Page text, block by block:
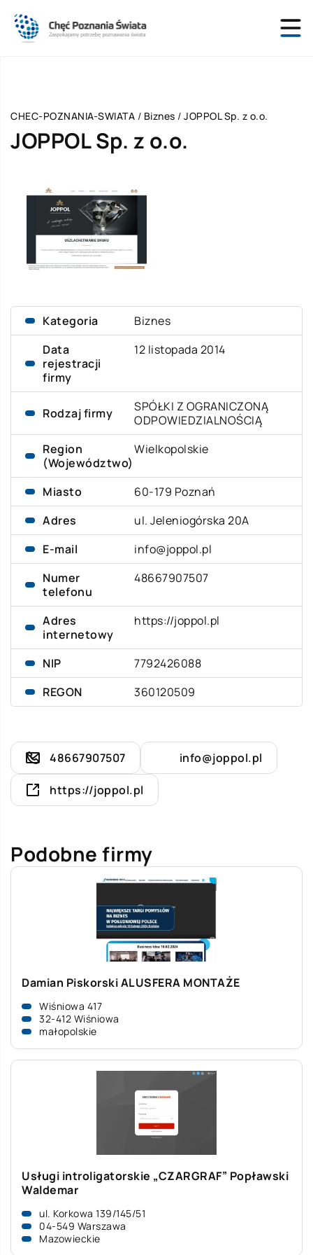
CHEC-POZNANIA-SWIATA / Biznes / JOPPOL Sp. z o.o.
JOPPOL Sp. z o.o.
Kategoria
Biznes
Data
rejestracji
firmy
12 listopada 2014
Rodzaj firmy
SPÓŁKI Z OGRANICZONĄ
ODPOWIEDZIALNOŚCIĄ
Region
(Województwo)
Wielkopolskie
Miasto
60-179 Poznań
Adres
ul. Jeleniogórska 20A
E-mail
info@joppol.pl
Numer
telefonu
48667907507
Adres
internetowy
https://joppol.pl
NIP
7792426088
REGON
360120509
48667907507 info@joppol.pl
https://joppol.pl
Podobne firmy
Damian Piskorski ALUSFERA MONTAŻE
Wiśniowa 417
32-412 Wiśniowa
małopolskie
Usługi introligatorskie „CZARGRAF” Popławski
Waldemar
ul. Korkowa 139/145/51
04-549 Warszawa
Mazowieckie